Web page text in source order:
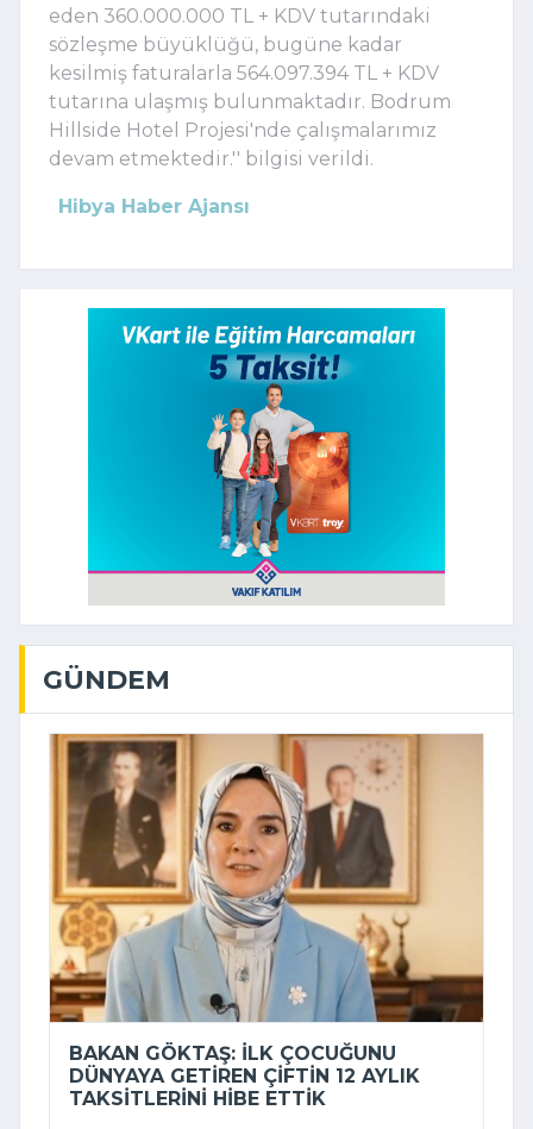
eden 360.000.000 TL + KDV tutarındaki
sözleşme büyüklüğü, bugüne kadar
kesilmiş faturalarla 564.097.394 TL + KDV
tutarına ulaşmış bulunmaktadır. Bodrum
Hillside Hotel Projesi'nde çalışmalarımız
devam etmektedir.'' bilgisi verildi.
Hibya Haber Ajansı
GÜNDEM
BAKAN GÖKTAŞ: İLK ÇOCUĞUNU
DÜNYAYA GETIREN ÇIFTIN 12 AYLIK
TAKSITLERINI HIBE ETTIK